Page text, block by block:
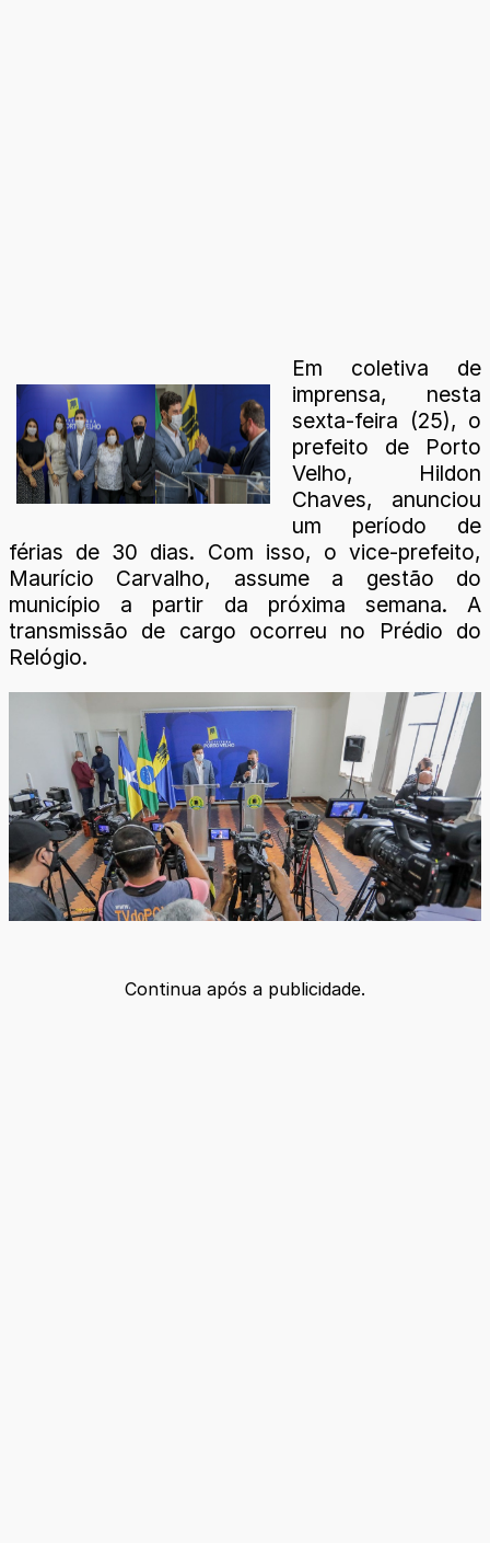
Em coletiva de
imprensa, nesta
sexta-feira (25), o
prefeito de Porto
Velho, Hildon
Chaves, anunciou
um período de
férias de 30 dias. Com isso, o vice-prefeito,
Maurício Carvalho, assume a gestão do
município a partir da próxima semana. A
transmissão de cargo ocorreu no Prédio do
Relógio.
Continua após a publicidade.